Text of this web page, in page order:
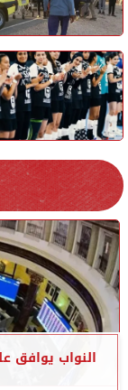
النواب يوافق